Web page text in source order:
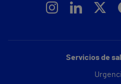
Servicios de